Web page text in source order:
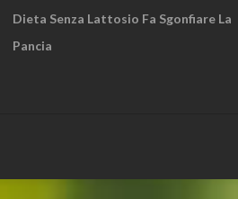
Dieta Senza Lattosio Fa Sgonfiare La
Pancia